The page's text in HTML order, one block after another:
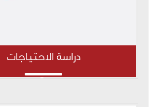
دراسة الاحتياجات